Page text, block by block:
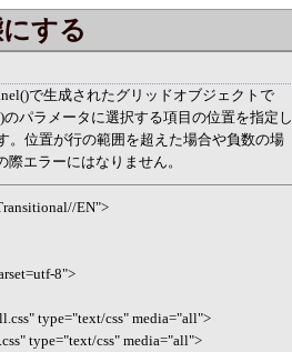
する
で生成されたグリッドオブジェクトで
のパラメータに選択する項目の位置を指定し
。位置が行の範囲を超えた場合や負数の場
エラーにはなりません。
EN">
8">
type="text/css" media="all">
type="text/css" media="all">